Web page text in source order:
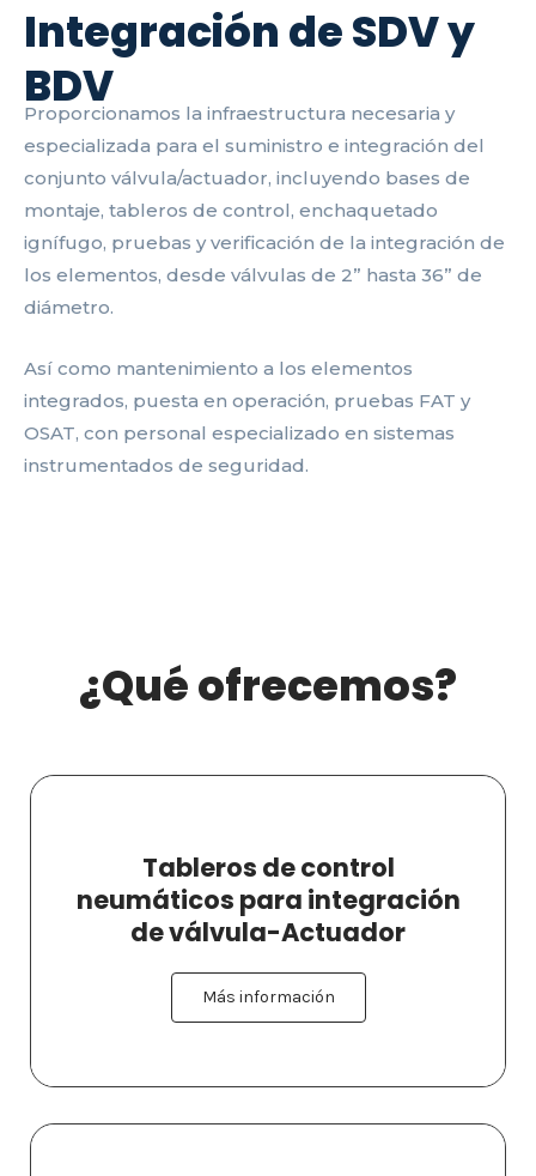
Integración de SDV y
BDV
Proporcionamos la infraestructura necesaria y
especializada para el suministro e integración del
conjunto válvula/actuador, incluyendo bases de
montaje, tableros de control, enchaquetado
ignífugo, pruebas y verificación de la integración de
los elementos, desde válvulas de 2” hasta 36” de
diámetro.
Así como mantenimiento a los elementos
integrados, puesta en operación, pruebas FAT y
OSAT, con personal especializado en sistemas
instrumentados de seguridad.
¿Qué ofrecemos?
Tableros de control
neumáticos para integración
de válvula-Actuador
Más información